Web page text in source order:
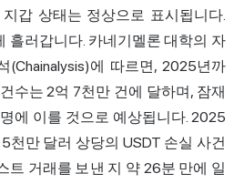
갑 상태는 정상으로 표시됩니다.
흘러갑니다. 카네기멜론 대학의 자
(Chainalysis)에 따르면, 2025년까
수는 2억 7천만 건에 달하며, 잠재
에 이를 것으로 예상됩니다. 2025
천만 달러 상당의 USDT 손실 사건
트 거래를 보낸 지 약 26분 만에 일